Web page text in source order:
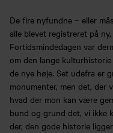
De fire nyfundne – eller
alle blevet registreret på
Fortidsmindedagen var
om den lange
de nye høje. Set udefra er
monumenter, men det, der
hvad der mon kan være
bund og grund det, vi ikke
der, den gode historie